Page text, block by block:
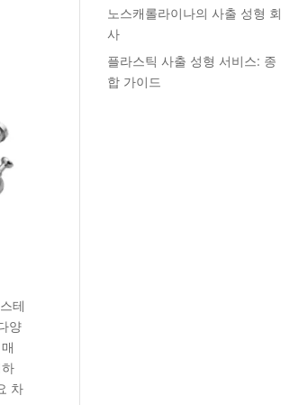
테
양
차
노스캐롤라이나의 사출 성형 회
사
플라스틱 사출 성형 서비스: 종
합 가이드